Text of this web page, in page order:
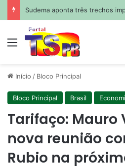
Menu
Início / Bloco Principal
Bloco Principal Brasil
Tarifaço: Mauro
nova reunião
Rubio na